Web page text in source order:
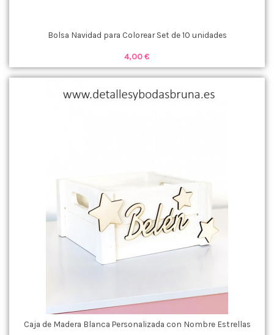
Bolsa Navidad para Colorear Set de 10 unidades
4,00 €
Caja de Madera Blanca Personalizada con Nombre Estrellas